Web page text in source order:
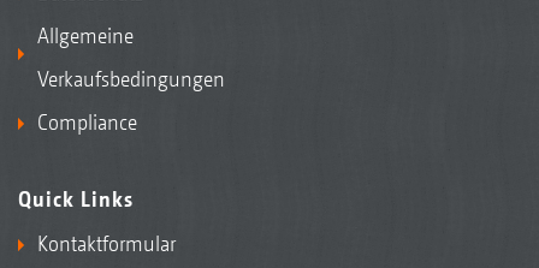
Allgemeine
Verkaufsbedingungen
Compliance
Quick Links
Kontaktformular